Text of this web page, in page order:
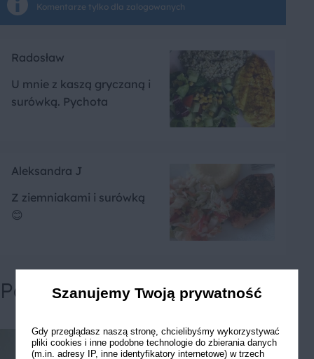
Komentarze tylko dla zalogowanych
Radosław
U mnie z kaszą gryczaną i
surówką. Pychota
Aleksandra J
Z ziemniakami i surówką
😊
Powiązane przepisy
Szanujemy Twoją prywatność
Gdy przeglądasz naszą stronę, chcielibyśmy wykorzystywać
pliki cookies i inne podobne technologie do zbierania danych
(m.in. adresy IP, inne identyfikatory internetowe) w trzech